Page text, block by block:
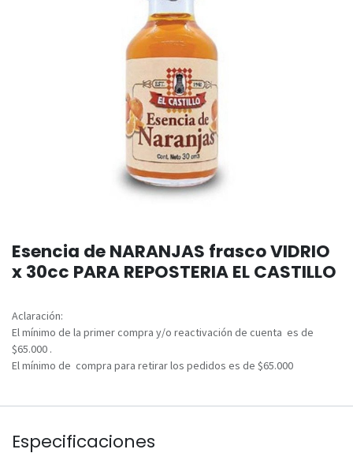
Esencia de NARANJAS frasco VIDRIO
x 30cc PARA REPOSTERIA EL CASTILLO
Aclaración:
El mínimo de la primer compra y/o reactivación de cuenta es de
$65.000 .
El mínimo de compra para retirar los pedidos es de $65.000
Especificaciones